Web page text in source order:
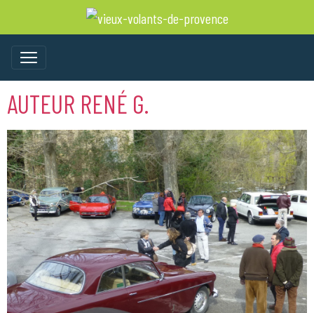
AUTEUR RENÉ G.